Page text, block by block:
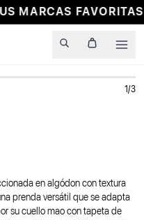
MARCAS
1/3
en algódon con textura
prenda versátil que se adapta
su cuello mao con tapeta de